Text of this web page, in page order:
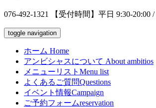
076-492-1321 【受付時間】平日 9:30-20:00
toggle navigation
ホーム Home
アンビシャスについて About ambitios
メニューリスト Menu list
よくあるご質問Questions
イベント情報Campaign
ご予約フォームreservation